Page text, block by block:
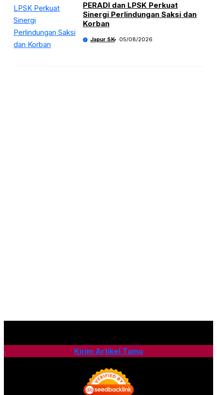
PERADI dan LPSK Perkuat
Sinergi Perlindungan Saksi dan
Korban
Japur SK 05/08/2026
Kirim Artikel Tamu